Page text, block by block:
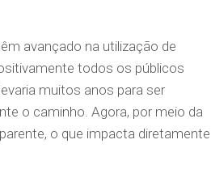
avançado na utilização de
todos os públicos
muitos anos para ser
o caminho. Agora, por meio da
o que impacta diretamente